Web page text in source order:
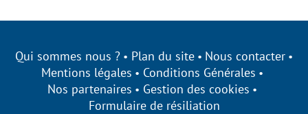
Qui sommes nous ? Plan du site
Nous contacter
Mentions légales
Conditions Générales
Nos partenaires
Gestion des cookies
Formulaire de résiliation